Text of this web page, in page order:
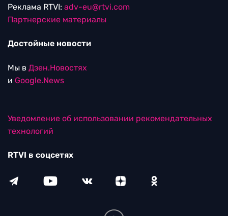
Реклама RTVI: adv-eu@rtvi.com
Партнерские материалы
Достойные новости
Мы в Дзен.Новостях
и Google.News
Уведомление об использовании рекомендательных
технологий
RTVI в соцсетях